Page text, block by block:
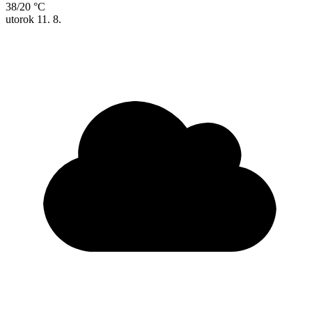
38/20 °C
utorok 11. 8.